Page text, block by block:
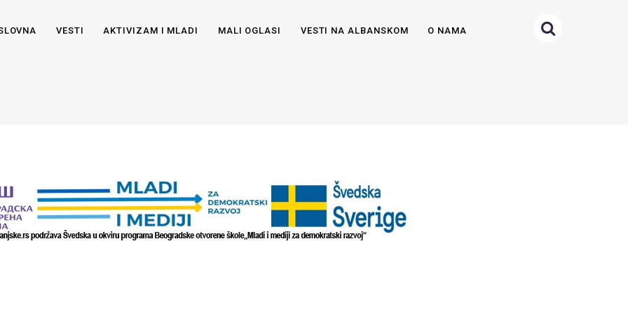
VESTI AKTIVIZAM I MLADI MALI OGLASI VESTI NA ALBANSKOM O NAMA